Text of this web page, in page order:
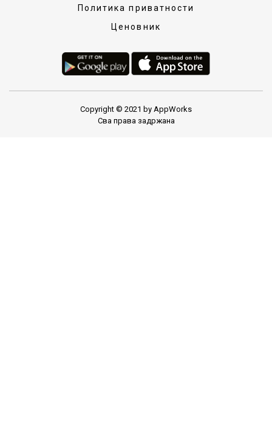
Политика приватности
Ценовник
Copyright © 2021 by AppWorks
Сва права задржана